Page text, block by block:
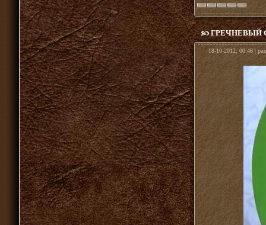
ГРЕЧНЕВЫЙ
18-10-2012, 00:46 |